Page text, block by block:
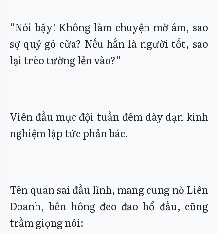
“Nói bậy! Không làm chuyện mờ ám, sao
sợ quỷ gõ cửa? Nếu hắn là người tốt, sao
lại trèo tường lẻn vào?”
Viên đầu mục đội tuần đêm dày dạn kinh
nghiệm lập tức phản bác.
Tên quan sai đầu lĩnh, mang cung nỏ Liên
Doanh, bên hông đeo đao hổ đầu, cũng
trầm giọng nói: